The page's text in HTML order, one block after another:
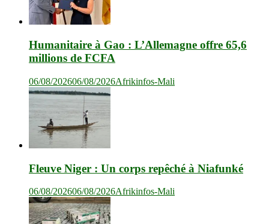
Humanitaire à Gao : L’Allemagne offre 65,6
millions de FCFA
06/08/202606/08/2026Afrikinfos-Mali
Fleuve Niger : Un corps repêché à Niafunké
06/08/202606/08/2026Afrikinfos-Mali